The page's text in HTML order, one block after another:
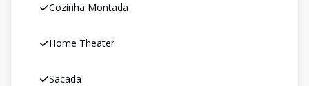
Cozinha Montada
Home Theater
Sacada